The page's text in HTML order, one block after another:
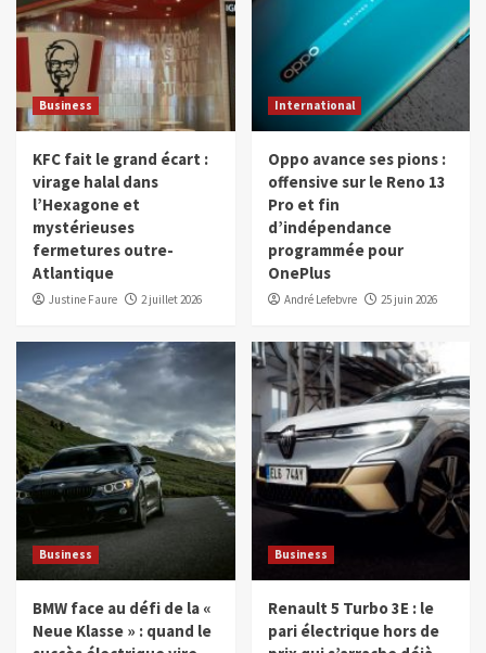
Business
KFC fait le grand écart :
virage halal dans
l’Hexagone et
mystérieuses
fermetures outre-
Atlantique
Justine Faure 2 juillet 2026
International
Oppo avance ses pions :
offensive sur le Reno 13
Pro et fin
d’indépendance
programmée pour
OnePlus
André Lefebvre 25 juin 2026
Business
BMW face au défi de la «
Neue Klasse » : quand le
Business
Renault 5 Turbo 3E : le
pari électrique hors de